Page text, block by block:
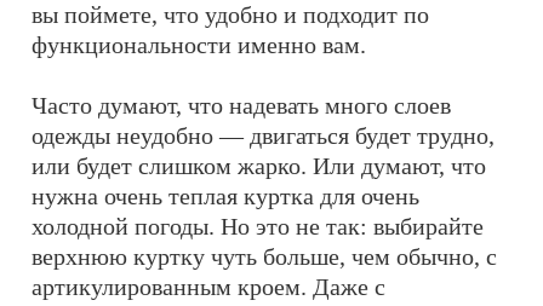
вы поймете, что удобно и подходит по
функциональности именно вам.
Часто думают, что надевать много слоев
одежды неудобно — двигаться будет трудно,
или будет слишком жарко. Или думают, что
нужна очень теплая куртка для очень
холодной погоды. Но это не так: выбирайте
верхнюю куртку чуть больше, чем обычно, с
артикулированным кроем. Даже с